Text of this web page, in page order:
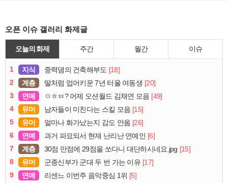
오픈 이슈 갤러리 화제글
오늘의 화제 주간 월간 이슈
1 지식 중력댐의 건축해부도 [18]
2
계층 딸처럼 업어키운 7년 터울 여동생 [20]
3
연예 ㅇㅎㅂ? 어제 오션월드 김채연 모음 [49]
4
유머 남자들이 미친다는 스킬 모음 [15]
5
유머 얼마나 화가났는지 감도 안옴 [26]
6
연예 과거 파묘되서 현재 난리난 연예인 [6]
7
계층 30점 만점에 29점을 쏘다니 대단하시네요.jpg [15]
8
유머 군종신부가 군대 두 번 가는 이유 [17]
9
연예 리센느 이번주 음악중심 1위 [5]